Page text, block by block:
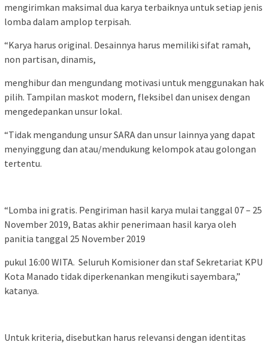
mengirimkan maksimal dua karya terbaiknya untuk setiap jenis
lomba dalam amplop terpisah.
“Karya harus original. Desainnya harus memiliki sifat ramah,
non partisan, dinamis,
menghibur dan mengundang motivasi untuk menggunakan hak
pilih. Tampilan maskot modern, fleksibel dan unisex dengan
mengedepankan unsur lokal.
“Tidak mengandung unsur SARA dan unsur lainnya yang dapat
menyinggung dan atau/mendukung kelompok atau golongan
tertentu.
“Lomba ini gratis. Pengiriman hasil karya mulai tanggal 07 – 25
November 2019, Batas akhir penerimaan hasil karya oleh
panitia tanggal 25 November 2019
pukul 16:00 WITA. Seluruh Komisioner dan staf Sekretariat KPU
Kota Manado tidak diperkenankan mengikuti sayembara,”
katanya.
Untuk kriteria, disebutkan harus relevansi dengan identitas